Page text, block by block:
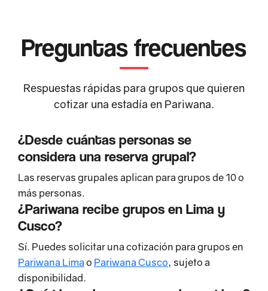
Preguntas frecuentes
Respuestas rápidas para grupos que quieren
cotizar una estadía en Pariwana.
¿Desde cuántas personas se
considera una reserva grupal?
Las reservas grupales aplican para grupos de 10 o
más personas.
¿Pariwana recibe grupos en Lima y
Cusco?
Sí. Puedes solicitar una cotización para grupos en
Pariwana Lima o Pariwana Cusco, sujeto a
disponibilidad.